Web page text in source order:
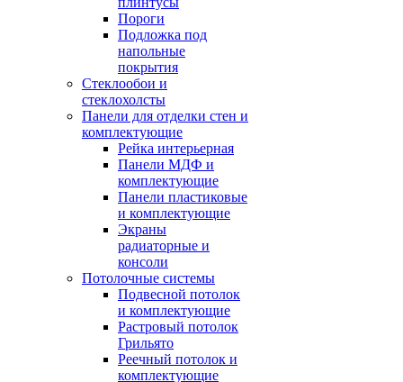
Пороги
Подложка под
напольные
покрытия
Стеклообои и
стеклохолсты
Панели для отделки стен и
комплектующие
Рейка интерьерная
Панели МДФ и
комплектующие
Панели пластиковые
и комплектующие
Экраны
радиаторные и
консоли
Потолочные системы
Подвесной потолок
и комплектующие
Растровый потолок
Грильято
Реечный потолок и
комплектующие